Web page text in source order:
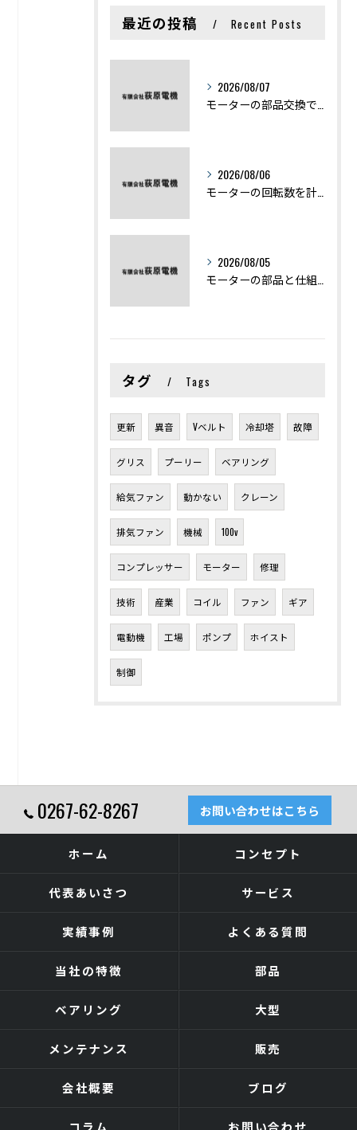
最近の投稿 Recent Posts
2026/08/07
2026/08/06
2026/08/05
タグ Tags
更新 異音 Vベルト 冷却塔 故障
グリス プーリー ベアリング
給気ファン 動かない クレーン
排気ファン 機械 100v
コンプレッサー モーター 修理
技術 産業 コイル ファン ギア
電動機 工場 ポンプ ホイスト
制御
0267-62-8267 お問い合わせはこちら
ホーム コンセプト
代表あいさつ サービス
実績事例 よくある質問
当社の特徴 部品
ベアリング 大型
メンテナンス 販売
会社概要 ブログ
コラム お問い合わせ